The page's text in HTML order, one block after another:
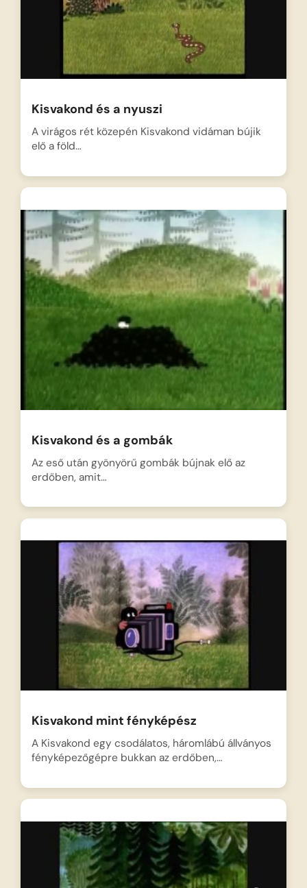
Kisvakond és a nyuszi
A virágos rét közepén Kisvakond vidáman bújik
elő a föld…
Kisvakond és a gombák
Az eső után gyönyörű gombák bújnak elő az
erdőben, amit…
Kisvakond mint fényképész
A Kisvakond egy csodálatos, háromlábú állványos
fényképezőgépre bukkan az erdőben,…